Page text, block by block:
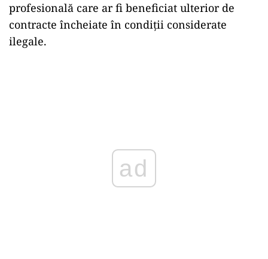
profesională care ar fi beneficiat ulterior de
contracte încheiate în condiții considerate
ilegale.
ad